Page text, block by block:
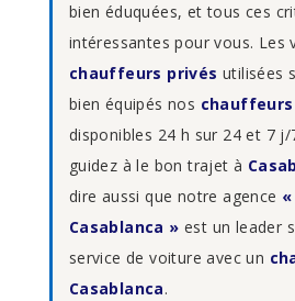
bien éduquées, et tous ces
intéressantes pour vous. Les
chauffeurs privés utilisées
bien équipés nos
disponibles 24 h sur 24 et 7
guidez à le bon trajet à
dire aussi que notre agence
Casablanca » est un leader
service de voiture avec un
Casablanca.